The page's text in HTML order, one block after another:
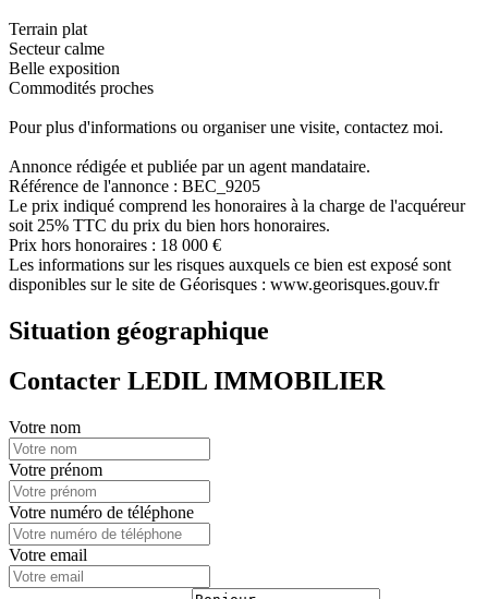
Terrain plat
Secteur calme
Belle exposition
Commodités proches
Pour plus d'informations ou organiser une visite, contactez moi.
Annonce rédigée et publiée par un agent mandataire.
Référence de l'annonce : BEC_9205
Le prix indiqué comprend les honoraires à la charge de l'acquéreur
soit 25% TTC du prix du bien hors honoraires.
Prix hors honoraires : 18 000 €
Les informations sur les risques auxquels ce bien est exposé sont
disponibles sur le site de Géorisques : www.georisques.gouv.fr
Situation géographique
Contacter LEDIL IMMOBILIER
Votre nom
Votre prénom
Votre numéro de téléphone
Votre email